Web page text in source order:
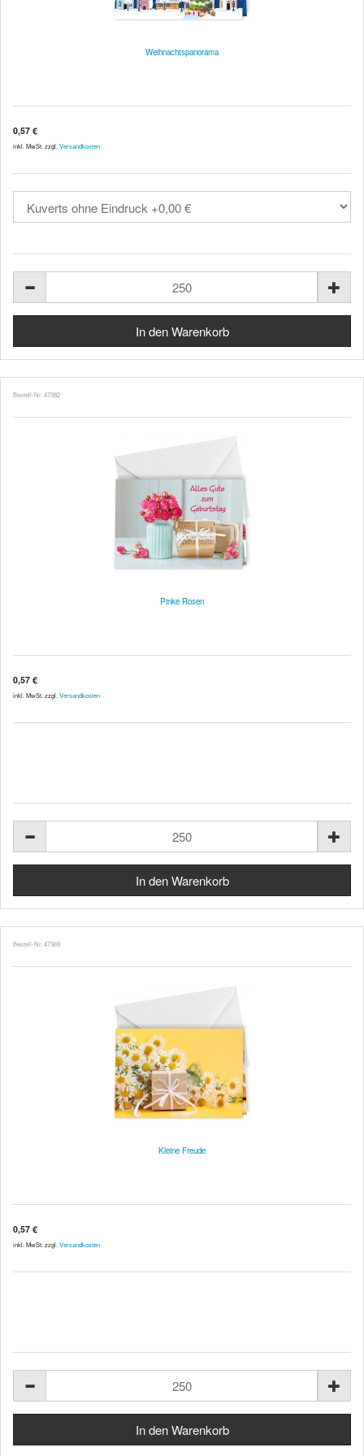
Weihnachtspanorama
0,57 €
inkl. MwSt. zzgl. Versandkosten
Bestell-Nr. 47382
Pinke Rosen
0,57 €
inkl. MwSt. zzgl. Versandkosten
Bestell-Nr. 47369
Kleine Freude
0,57 €
inkl. MwSt. zzgl. Versandkosten